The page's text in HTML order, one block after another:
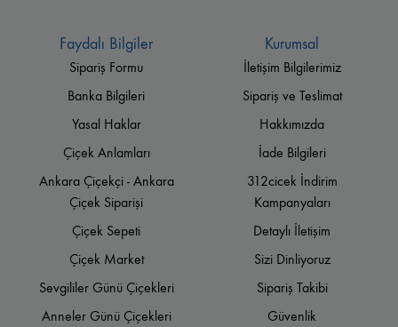
Faydalı Bilgiler
Sipariş Formu
Banka Bilgileri
Yasal Haklar
Çiçek Anlamları
Ankara Çiçekçi - Ankara
Çiçek Siparişi
Çiçek Sepeti
Çiçek Market
Sevgililer Günü Çiçekleri
Anneler Günü Çiçekleri
Kurumsal
İletişim Bilgilerimiz
Sipariş ve Teslimat
Hakkımızda
İade Bilgileri
312cicek İndirim
Kampanyaları
Detaylı İletişim
Sizi Dinliyoruz
Sipariş Takibi
Güvenlik